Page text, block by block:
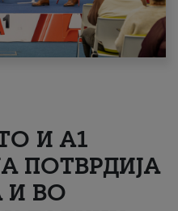
И A1
ПОТВРДИЈА
И ВО